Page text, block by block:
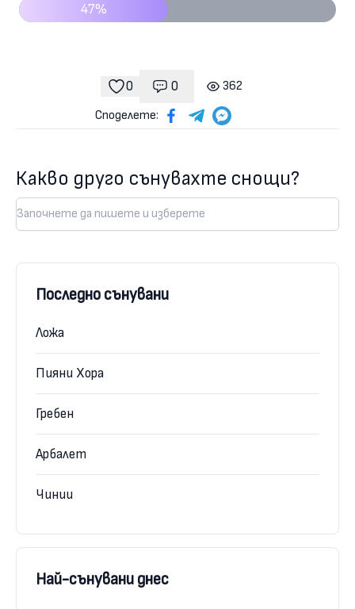
47%
0
харесвания
0
Коментари
362
гледания
Споделете:
Какво друго сънувахте снощи?
Последно сънувани
Ложа
Пияни Хора
Гребен
Арбалет
Чинии
Най-сънувани днес